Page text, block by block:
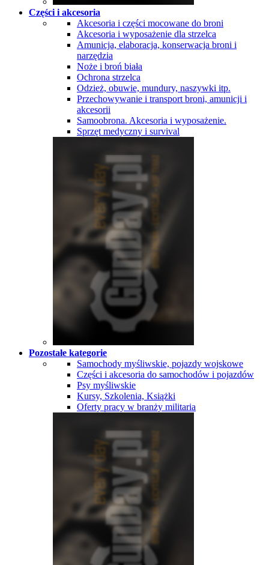
Części i akcesoria
Akcesoria i części mocowane do broni
Akcesoria i wyposażenie dla strzelca
Amunicja, elaboracja, konserwacja broni i
narzędzia
Noże i broń biała
Ochrona strzelca
Odzież, obuwie, mundury, naszywki itp.
Przechowywanie i transport broni, amunicji i
akcesorii
Samoobrona. Akcesoria i wyposażenie.
Sprzęt medyczny i survival
Pozostałe kategorie
Samochody myśliwskie, pojazdy wojskowe
Części i akcesoria do samochodów i pojazdów
Psy myśliwskie
Kursy, Szkolenia, Książki
Oferty pracy w branży militaria